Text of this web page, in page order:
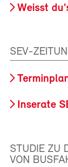
Weisst
SEV-
Inserate
STUDIE ZU
VON